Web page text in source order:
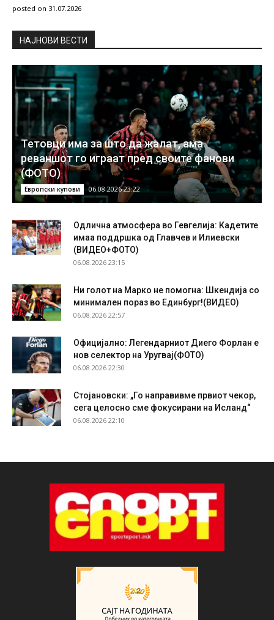
posted on 31.07.2026
НAЈНОВИ ВЕСТИ
Тетовци има за што да жалат, ама
реваншот го играат пред своите фанови
(ФОТО)
Европски купови 06.08.2026 23:22
Одлична атмосфера во Гевгелија: Кадетите
имаа поддршка од Главчев и Илиевски
(ВИДЕО+ФОТО)
06.08.2026 23:15
Ни голот на Марко не помогна: Шкендија со
минимален пораз во Единбург!(ВИДЕО)
06.08.2026 22:57
Официјално: Легендарниот Диего Форлан е
нов селектор на Уругвај(ФОТО)
06.08.2026 22:30
Стојановски: „Го направивме првиот чекор,
сега целосно сме фокусирани на Исланд“
06.08.2026 22:10